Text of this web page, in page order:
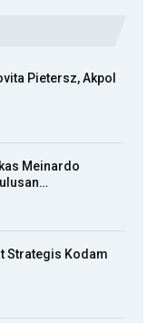
Pietersz, Akpol
Meinardo
Strategis Kodam